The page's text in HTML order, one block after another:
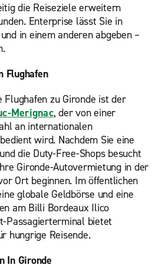
die Reiseziele erweitern
Enterprise lässt Sie in
in einem anderen abgeben –
Flughafen
Flughafen zu Gironde ist der
Merignac, der von einer
an internationalen
wird. Nachdem Sie eine
die Duty-Free-Shops besucht
Gironde-Autovermietung in der
Ort beginnen. Im öffentlichen
globale Geldbörse und eine
am Billi Bordeaux Ilico
Passagierterminal bietet
hungrige Reisende.
In Gironde